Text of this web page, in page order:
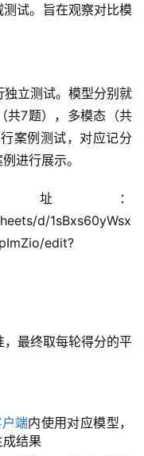
试。旨在观察对比模
立测试。模型分别就
共7题），多模态（共
案例测试，对应记分
进行展示。
：
d/1sBxs60yWsx
edit?
最终取每轮得分的平
端内使用对应模型，
结果